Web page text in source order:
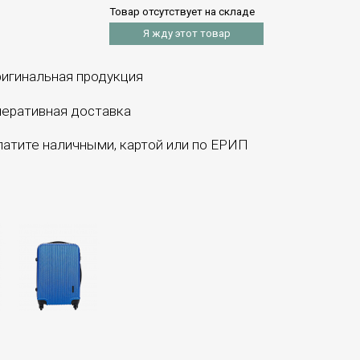
Товар отсутствует на складе
Я жду этот товар
продукция
доставка
наличными, картой или по ЕРИП